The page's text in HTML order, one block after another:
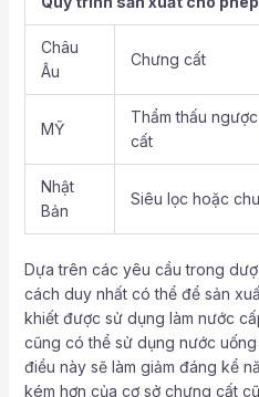
Châu
Âu
Chưng cất
MỸ
Thẩm thấu
cất
Nhật
Bản
Siêu lọc hoặc
Dựa trên các yêu cầu trong
cách duy nhất có thể để sản
khiết được sử dụng làm nước
cũng có thể sử dụng nước
điều này sẽ làm giảm đáng kể
kém hơn của cơ sở chưng cất